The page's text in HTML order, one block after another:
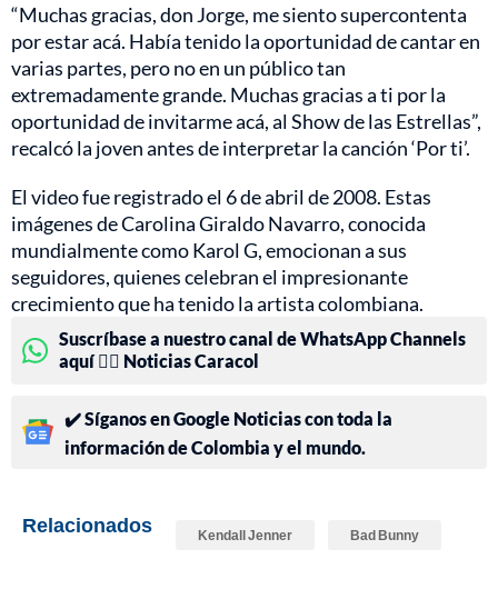
“Muchas gracias, don Jorge, me siento supercontenta
por estar acá. Había tenido la oportunidad de cantar en
varias partes, pero no en un público tan
extremadamente grande. Muchas gracias a ti por la
oportunidad de invitarme acá, al Show de las Estrellas”,
recalcó la joven antes de interpretar la canción ‘Por ti’.
El video fue registrado el 6 de abril de 2008. Estas
imágenes de Carolina Giraldo Navarro, conocida
mundialmente como Karol G, emocionan a sus
seguidores, quienes celebran el impresionante
crecimiento que ha tenido la artista colombiana.
Suscríbase a nuestro canal de WhatsApp Channels
aquí 👉🏻 Noticias Caracol
✔️ Síganos en Google Noticias con toda la
información de Colombia y el mundo.
Relacionados Kendall Jenner Bad Bunny